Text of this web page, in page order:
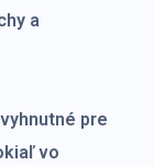
a
pre
vo